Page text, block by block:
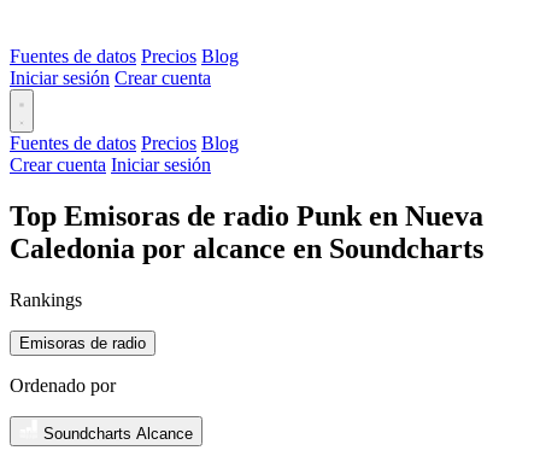
Fuentes de datos Precios Blog
Iniciar sesión Crear cuenta
Fuentes de datos Precios Blog
Crear cuenta Iniciar sesión
Top Emisoras de radio Punk en Nueva
Caledonia por alcance en Soundcharts
Rankings
Emisoras de radio
Ordenado por
Soundcharts Alcance